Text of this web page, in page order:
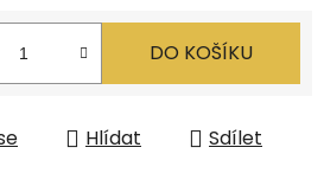
DO KOŠÍKU
Hlídat Sdílet